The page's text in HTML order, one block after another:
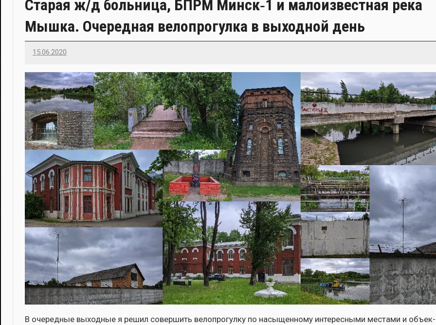
Старая ж/д больница, БПРМ Минск‑1 и малоизвестная река
Мышка. Очередная велопрогулка в выходной день
15.06.2020
В оче­ред­ные выход­ные я решил совер­шить вело­про­гул­ку по насы­щен­но­му инте­рес­ны­ми места­ми и объ­ек­